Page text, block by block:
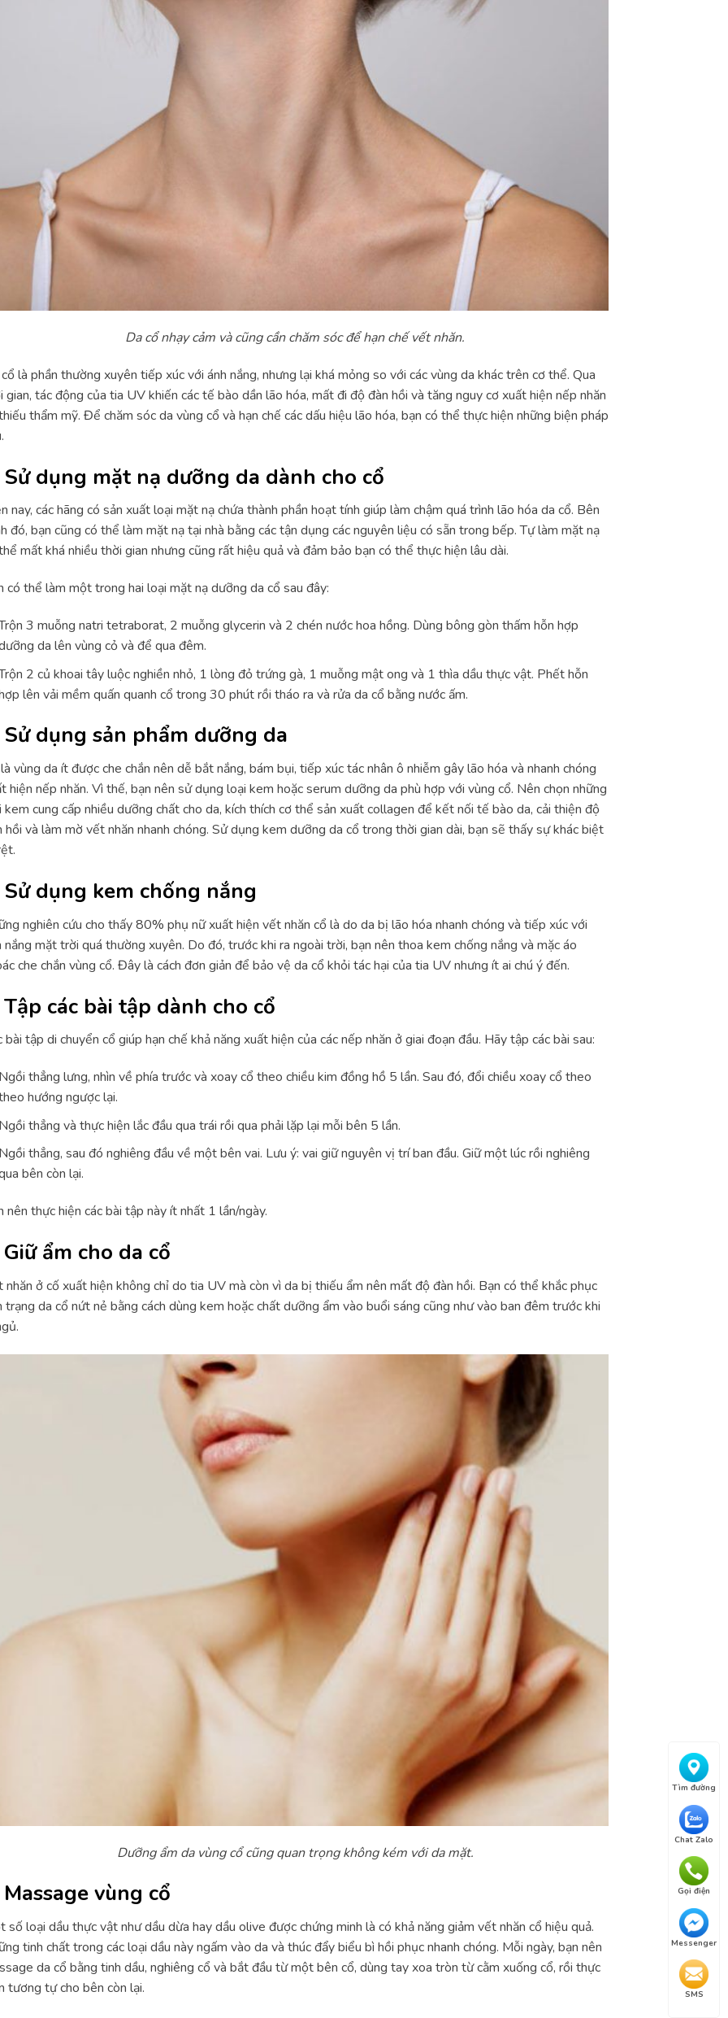
Tìm đường
Chat Zalo
Gọi điện
Messenger
SMS
Da cổ nhạy cảm và cũng cần chăm sóc để hạn chế vết nhăn.
là phần thường xuyên tiếp xúc với ánh nắng, nhưng lại khá mỏng so với các vùng da khác trên cơ thể. Qua
gian, tác động của tia UV khiến các tế bào dần lão hóa, mất đi độ đàn hồi và tăng nguy cơ xuất hiện nếp nhăn
thẩm mỹ. Để chăm sóc da vùng cổ và hạn chế các dấu hiệu lão hóa, bạn có thể thực hiện những biện pháp
Sử dụng mặt nạ dưỡng da dành cho cổ
nay, các hãng có sản xuất loại mặt nạ chứa thành phần hoạt tính giúp làm chậm quá trình lão hóa da cổ. Bên
đó, bạn cũng có thể làm mặt nạ tại nhà bằng các tận dụng các nguyên liệu có sẵn trong bếp. Tự làm mặt nạ
mất khá nhiều thời gian nhưng cũng rất hiệu quả và đảm bảo bạn có thể thực hiện lâu dài.
có thể làm một trong hai loại mặt nạ dưỡng da cổ sau đây:
3 muỗng natri tetraborat, 2 muỗng glycerin và 2 chén nước hoa hồng. Dùng bông gòn thấm hỗn hợp
da lên vùng cỏ và để qua đêm.
2 củ khoai tây luộc nghiền nhỏ, 1 lòng đỏ trứng gà, 1 muỗng mật ong và 1 thìa dầu thực vật. Phết hỗn
lên vải mềm quấn quanh cổ trong 30 phút rồi tháo ra và rửa da cổ bằng nước ấm.
Sử dụng sản phẩm dưỡng da
vùng da ít được che chắn nên dễ bắt nắng, bám bụi, tiếp xúc tác nhân ô nhiễm gây lão hóa và nhanh chóng
hiện nếp nhăn. Vì thế, bạn nên sử dụng loại kem hoặc serum dưỡng da phù hợp với vùng cổ. Nên chọn những
kem cung cấp nhiều dưỡng chất cho da, kích thích cơ thể sản xuất collagen để kết nối tế bào da, cải thiện độ
hồi và làm mờ vết nhăn nhanh chóng. Sử dụng kem dưỡng da cổ trong thời gian dài, bạn sẽ thấy sự khác biệt
Sử dụng kem chống nắng
nghiên cứu cho thấy 80% phụ nữ xuất hiện vết nhăn cổ là do da bị lão hóa nhanh chóng và tiếp xúc với
nắng mặt trời quá thường xuyên. Do đó, trước khi ra ngoài trời, bạn nên thoa kem chống nắng và mặc áo
che chắn vùng cổ. Đây là cách đơn giản để bảo vệ da cổ khỏi tác hại của tia UV nhưng ít ai chú ý đến.
Tập các bài tập dành cho cổ
bài tập di chuyển cổ giúp hạn chế khả năng xuất hiện của các nếp nhăn ở giai đoạn đầu. Hãy tập các bài sau:
Ngồi thẳng lưng, nhìn về phía trước và xoay cổ theo chiều kim đồng hồ 5 lần. Sau đó, đổi chiều xoay cổ theo
hướng ngược lại.
Ngồi thẳng và thực hiện lắc đầu qua trái rồi qua phải lặp lại mỗi bên 5 lần.
Ngồi thẳng, sau đó nghiêng đầu về một bên vai. Lưu ý: vai giữ nguyên vị trí ban đầu. Giữ một lúc rồi nghiêng
bên còn lại.
nên thực hiện các bài tập này ít nhất 1 lần/ngày.
Giữ ẩm cho da cổ
nhăn ở cố xuất hiện không chỉ do tia UV mà còn vì da bị thiếu ẩm nên mất độ đàn hồi. Bạn có thể khắc phục
trạng da cổ nứt nẻ bằng cách dùng kem hoặc chất dưỡng ẩm vào buổi sáng cũng như vào ban đêm trước khi
Dưỡng ẩm da vùng cổ cũng quan trọng không kém với da mặt.
Massage vùng cổ
số loại dầu thực vật như dầu dừa hay dầu olive được chứng minh là có khả năng giảm vết nhăn cổ hiệu quả.
tinh chất trong các loại dầu này ngấm vào da và thúc đẩy biểu bì hồi phục nhanh chóng. Mỗi ngày, bạn nên
da cổ bằng tinh dầu, nghiêng cổ và bắt đầu từ một bên cổ, dùng tay xoa tròn từ cằm xuống cổ, rồi thực
tương tự cho bên còn lại.